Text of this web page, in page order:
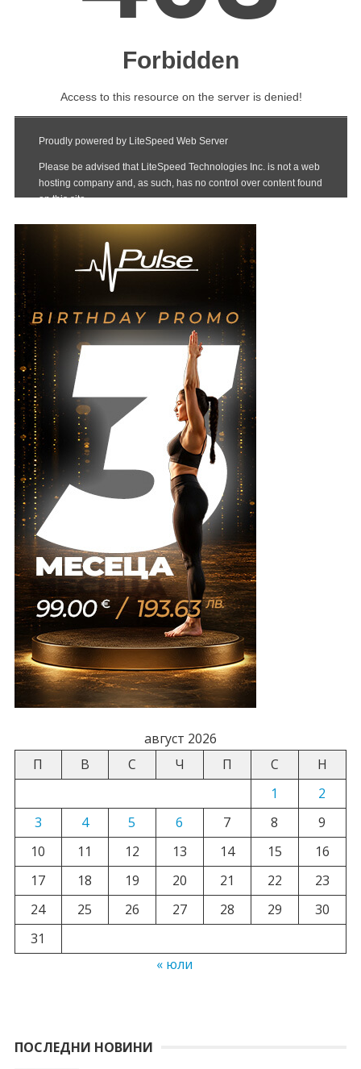
август 2026
П
В С Ч П С
Н
1
2
3
4 5 6 7 8
9
10
11 12 13 14 15
16
17
18 19 20 21 22
23
24
25 26 27 28 29
30
31
« юли
ПОСЛЕДНИ НОВИНИ